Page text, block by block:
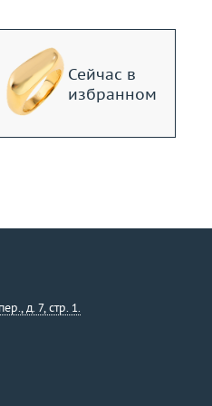
Сейчас в
избранном
д. 7, стр. 1.